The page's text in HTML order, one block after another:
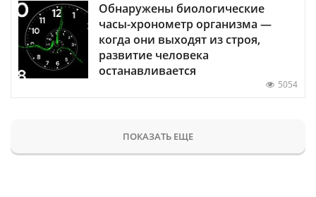
Обнаружены биологические
часы-хронометр организма —
когда они выходят из строя,
развитие человека
останавливается
5054
ПОКАЗАТЬ ЕЩЕ